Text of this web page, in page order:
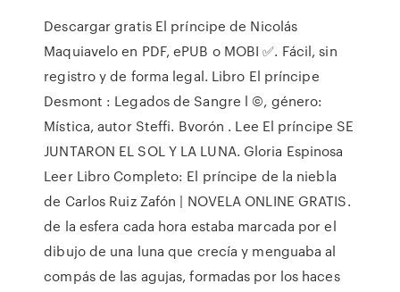
Descargar gratis El príncipe de Nicolás
Maquiavelo en PDF, ePUB o MOBI ✅. Fácil, sin
registro y de forma legal. Libro El príncipe
Desmont : Legados de Sangre l ©, género:
Mística, autor Steffi. Bvorón . Lee El príncipe SE
JUNTARON EL SOL Y LA LUNA. Gloria Espinosa
Leer Libro Completo: El príncipe de la niebla
de Carlos Ruiz Zafón | NOVELA ONLINE GRATIS.
de la esfera cada hora estaba marcada por el
dibujo de una luna que crecía y menguaba al
compás de las agujas, formadas por los haces